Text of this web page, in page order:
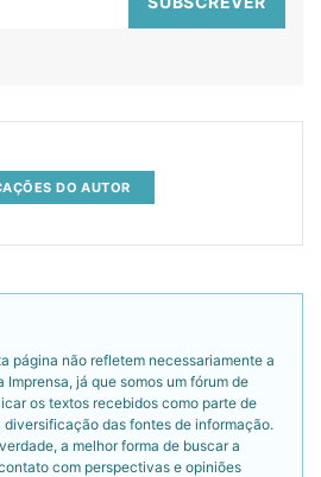
DO AUTOR
página não refletem necessariamente a
já que somos um fórum de
os textos recebidos como parte de
diversificação das fontes de informação.
a melhor forma de buscar a
com perspectivas e opiniões